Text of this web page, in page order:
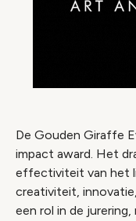
De Gouden Giraffe
impact award. Het
effectiviteit van het
creativiteit,
een rol in de